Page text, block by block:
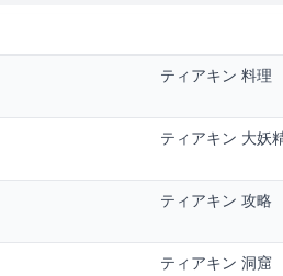
ティアキン 料理
ティアキン 大妖
ティアキン 攻略
ティアキン 洞窟